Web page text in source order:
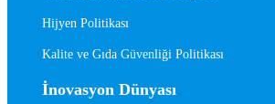
Hijyen Politikası
Kalite ve Gıda Güvenliği Politikası
İnovasyon Dünyası